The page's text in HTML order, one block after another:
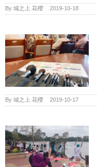
By 城之上 花櫻 2019-10-18
By 城之上 花櫻 2019-10-17